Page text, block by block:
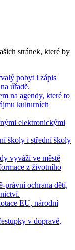
stránek, které by
pobyt i zápis
úřadě.
na agendy, které to
kulturních
elektronickými
školy i střední školy
vyváží ve městě
z životního
právní ochrana dětí,
EU, národní
v dopravě,